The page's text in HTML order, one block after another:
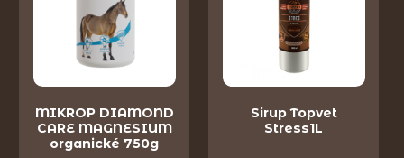
MIKROP DIAMOND
CARE MAGNESIUM
organické 750g
Sirup Topvet
Stress1L